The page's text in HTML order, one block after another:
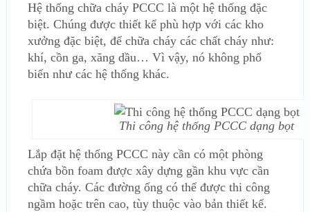
Hệ thống chữa cháy PCCC là một hệ thống đặc
biệt. Chúng được thiết kế phù hợp với các kho
xưởng đặc biệt, để chữa cháy các chất cháy như:
khí, cồn ga, xăng dầu… Vì vậy, nó không phổ
biến như các hệ thống khác.
Thi công hệ thống PCCC dạng bọt
Lắp đặt hệ thống PCCC này cần có một phòng
chứa bồn foam được xây dựng gần khu vực cần
chữa cháy. Các đường ống có thể được thi công
ngầm hoặc trên cao, tùy thuộc vào bản thiết kế.